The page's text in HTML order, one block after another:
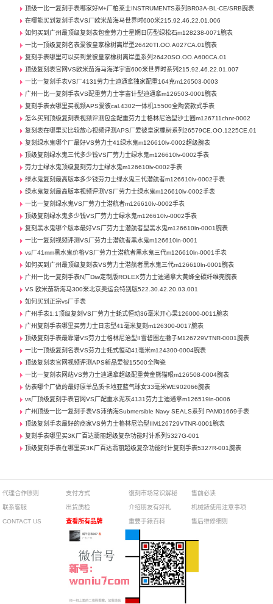
顶级一比一复刻手表哪家好M+厂柏莱士INSTRUMENTS系列BR03A-BL-CE/SRB腕表
在哪能买到复刻手表VS厂欧米茄海马世界时600米215.92.46.22.01.006
如何买到广州最顶级复刻表包金劳力士星期日历型绿松石m128238-0071腕表
一比一顶级复刻名表爱彼皇家橡树离岸型26420TI.OO.A027CA.01腕表
复刻手表哪里可以买到爱彼皇家橡树离岸型系列26420SO.OO.A600CA.01
顶级复刻表官网VS欧米茄海马海洋宇宙600米世界时系列215.92.46.22.01.007
一比一复刻手表VS厂4131劳力士迪通拿独家配重164克m126503-0003
广州一比一复刻手表VS配重劳力士宇宙计型迪通拿m126503-0001腕表
复刻手表去哪里买视频APS爱彼cal.4302一体机15500全陶瓷款式手表
怎么买到顶级复刻表视频评测包金配重劳力士格林尼治型沙士圈m126711chnr-0002
复刻表在哪里买比较放心视频评测APS厂爱彼皇家橡树系列26579CE.OO.1225CE.01
复刻绿水鬼哪个厂最好VS劳力士41绿水鬼m126610lv-0002超级腕表
顶级复刻绿水鬼三代多少钱VS厂劳力士绿水鬼m126610lv-0002手表
劳力士绿水鬼顶级复刻劳力士绿水鬼m126610lv-0002手表
绿水鬼复刻最高版本多少钱劳力士绿水鬼三代潜航者m126610lv-0002手表
绿水鬼复刻最高版本视频评测VS厂劳力士绿水鬼m126610lv-0002手表
一比一复刻绿水鬼VS厂劳力士潜航者m126610lv-0002手表
顶级复刻绿水鬼多少钱VS厂劳力士绿水鬼m126610lv-0002手表
复刻黑水鬼哪个版本最好VS厂劳力士潜航者型黑水鬼m126610ln-0001腕表
一比一复刻视频评测VS厂劳力士潜航者黑水鬼m126610ln-0001
vs厂41mm黑水鬼价格VS厂劳力士潜航者黑水鬼三代m126610ln-0001手表
如何买到广州最顶级复刻表VS劳力士潜航者黑水鬼三代m126610ln-0001腕表
广州一比一复刻手表N厂Diw定制版ROLEX劳力士迪通拿大黄蜂全碳纤维壳腕表
VS 欧米茄新海马300米北京奥运会特别版522.30.42.20.03.001
如何买到正宗vs厂手表
广州手表1:1顶级复刻VS厂劳力士蚝式恒动36毫米开心果126000-0011腕表
广州复刻手表哪里买劳力士日志型41毫米复刻m126300-0017腕表
顶级复刻手表最靠谱VS劳力士格林尼治型II雪碧圈左撇子M126729VTNR-0001腕表
一比一顶级复刻名表VS劳力士蚝式恒动41毫米m124300-0004腕表
顶级复刻表官网视频评测APS新品爱彼15500全陶瓷
一比一复刻表网站VS劳力士迪通拿超级配重黄金熊猫眼m126508-0004腕表
仿表哪个厂做的最好原单品质卡地亚蓝气球女33毫米WE902066腕表
vs厂顶级复刻手表官网VS厂配重水泥灰4131劳力士迪通拿m126519ln-0006
广州顶级一比一复刻手表VS沛纳海Submersible Navy SEALS系列 PAM01669手表
顶级复刻手表最好的商家VS劳力士格林尼治型IIM126729VTNR-0001腕表
复刻手表哪里买3K厂百达翡丽超级复杂功能时计系列5327G-001
顶级复刻手表在哪里买3K厂百达翡丽超级复杂功能时计复刻手表5327R-001腕表
代理合作原则
联系客服
CONTACT US
支付方式
出货质检
查看所有品牌
復刻市场常识解秘
介绍朋友有好礼
重要手錶百科
售前必读
机械錶使用注意事项
售后维修细则